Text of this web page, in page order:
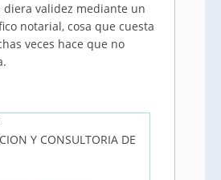
diera validez mediante un
notarial, cosa que cuesta
veces hace que no
Y CONSULTORIA DE